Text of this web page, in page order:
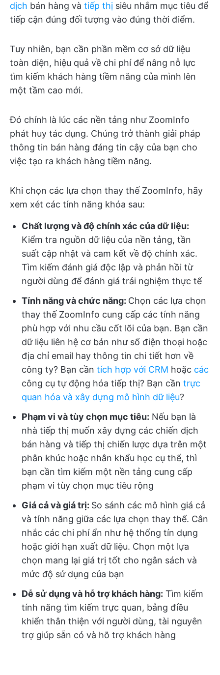
dịch bán hàng và tiếp thị siêu nhắm mục tiêu để
tiếp cận đúng đối tượng vào đúng thời điểm.
Tuy nhiên, bạn cần phần mềm cơ sở dữ liệu
toàn diện, hiệu quả về chi phí để nâng nỗ lực
tìm kiếm khách hàng tiềm năng của mình lên
một tầm cao mới.
Đó chính là lúc các nền tảng như ZoomInfo
phát huy tác dụng. Chúng trở thành giải pháp
thông tin bán hàng đáng tin cậy của bạn cho
việc tạo ra khách hàng tiềm năng.
Khi chọn các lựa chọn thay thế ZoomInfo, hãy
xem xét các tính năng khóa sau:
Chất lượng và độ chính xác của dữ liệu:
Kiểm tra nguồn dữ liệu của nền tảng, tần
suất cập nhật và cam kết về độ chính xác.
Tìm kiếm đánh giá độc lập và phản hồi từ
người dùng để đánh giá trải nghiệm thực tế
Tính năng và chức năng: Chọn các lựa chọn
thay thế ZoomInfo cung cấp các tính năng
phù hợp với nhu cầu cốt lõi của bạn. Bạn cần
dữ liệu liên hệ cơ bản như số điện thoại hoặc
địa chỉ email hay thông tin chi tiết hơn về
công ty? Bạn cần tích hợp với CRM hoặc các
công cụ tự động hóa tiếp thị? Bạn cần trực
quan hóa và xây dựng mô hình dữ liệu?
Phạm vi và tùy chọn mục tiêu: Nếu bạn là
nhà tiếp thị muốn xây dựng các chiến dịch
bán hàng và tiếp thị chiến lược dựa trên một
phân khúc hoặc nhân khẩu học cụ thể, thì
bạn cần tìm kiếm một nền tảng cung cấp
phạm vi tùy chọn mục tiêu rộng
Giá cả và giá trị: So sánh các mô hình giá cả
và tính năng giữa các lựa chọn thay thế. Cân
nhắc các chi phí ẩn như hệ thống tín dụng
hoặc giới hạn xuất dữ liệu. Chọn một lựa
chọn mang lại giá trị tốt cho ngân sách và
mức độ sử dụng của bạn
Dễ sử dụng và hỗ trợ khách hàng: Tìm kiếm
tính năng tìm kiếm trực quan, bảng điều
khiển thân thiện với người dùng, tài nguyên
trợ giúp sẵn có và hỗ trợ khách hàng